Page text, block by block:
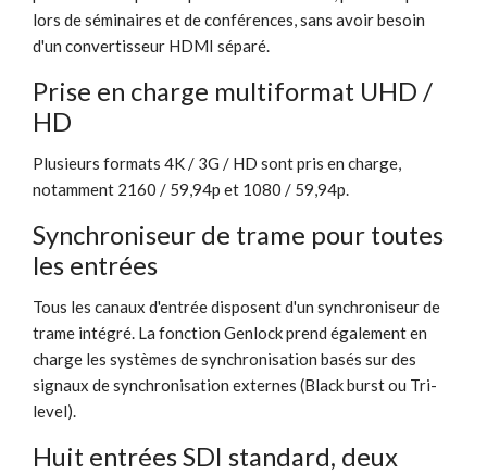
lors de séminaires et de conférences, sans avoir besoin
d'un convertisseur HDMI séparé.
Prise en charge multiformat UHD /
HD
Plusieurs formats 4K / 3G / HD sont pris en charge,
notamment 2160 / 59,94p et 1080 / 59,94p.
Synchroniseur de trame pour toutes
les entrées
Tous les canaux d'entrée disposent d'un synchroniseur de
trame intégré. La fonction Genlock prend également en
charge les systèmes de synchronisation basés sur des
signaux de synchronisation externes (Black burst ou Tri-
level).
Huit entrées SDI standard, deux